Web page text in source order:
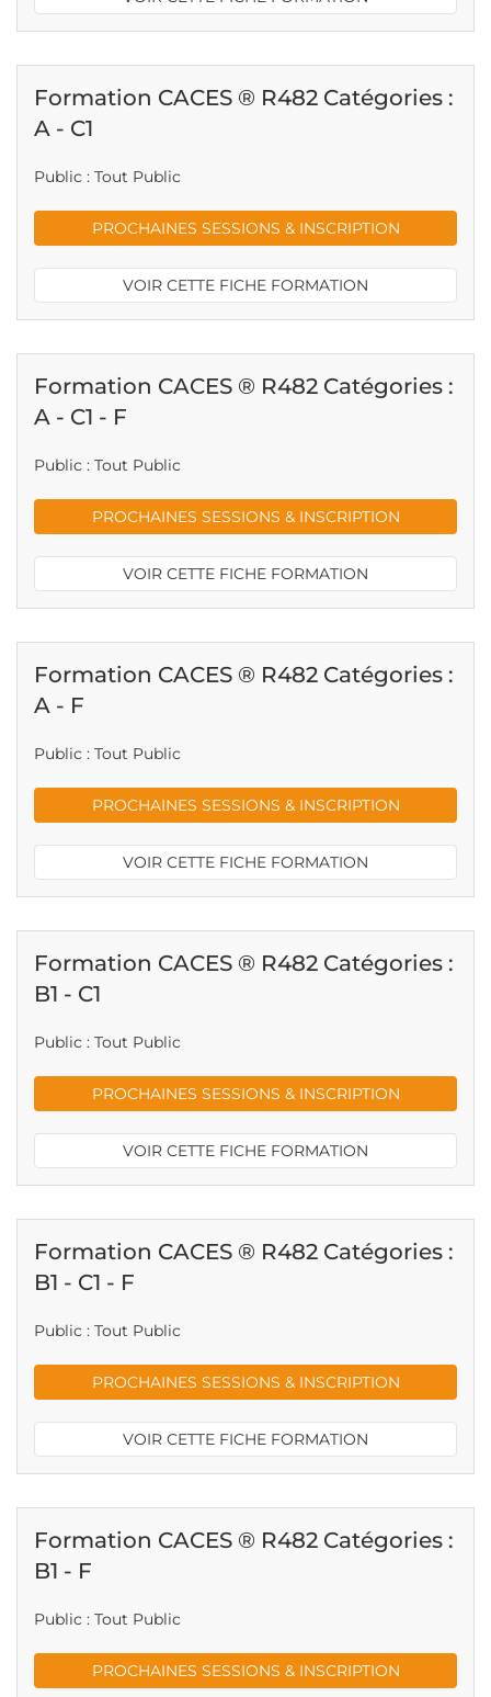
Formation CACES ® R482 Catégories :
A - C1
Public : Tout Public
PROCHAINES SESSIONS & INSCRIPTION
VOIR CETTE FICHE FORMATION
Formation CACES ® R482 Catégories :
A - C1 - F
Public : Tout Public
PROCHAINES SESSIONS & INSCRIPTION
VOIR CETTE FICHE FORMATION
Formation CACES ® R482 Catégories :
A - F
Public : Tout Public
PROCHAINES SESSIONS & INSCRIPTION
VOIR CETTE FICHE FORMATION
Formation CACES ® R482 Catégories :
B1 - C1
Public : Tout Public
PROCHAINES SESSIONS & INSCRIPTION
VOIR CETTE FICHE FORMATION
Formation CACES ® R482 Catégories :
B1 - C1 - F
Public : Tout Public
PROCHAINES SESSIONS & INSCRIPTION
VOIR CETTE FICHE FORMATION
Formation CACES ® R482 Catégories :
B1 - F
Public : Tout Public
PROCHAINES SESSIONS & INSCRIPTION